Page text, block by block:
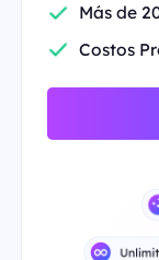
Más de
Costos